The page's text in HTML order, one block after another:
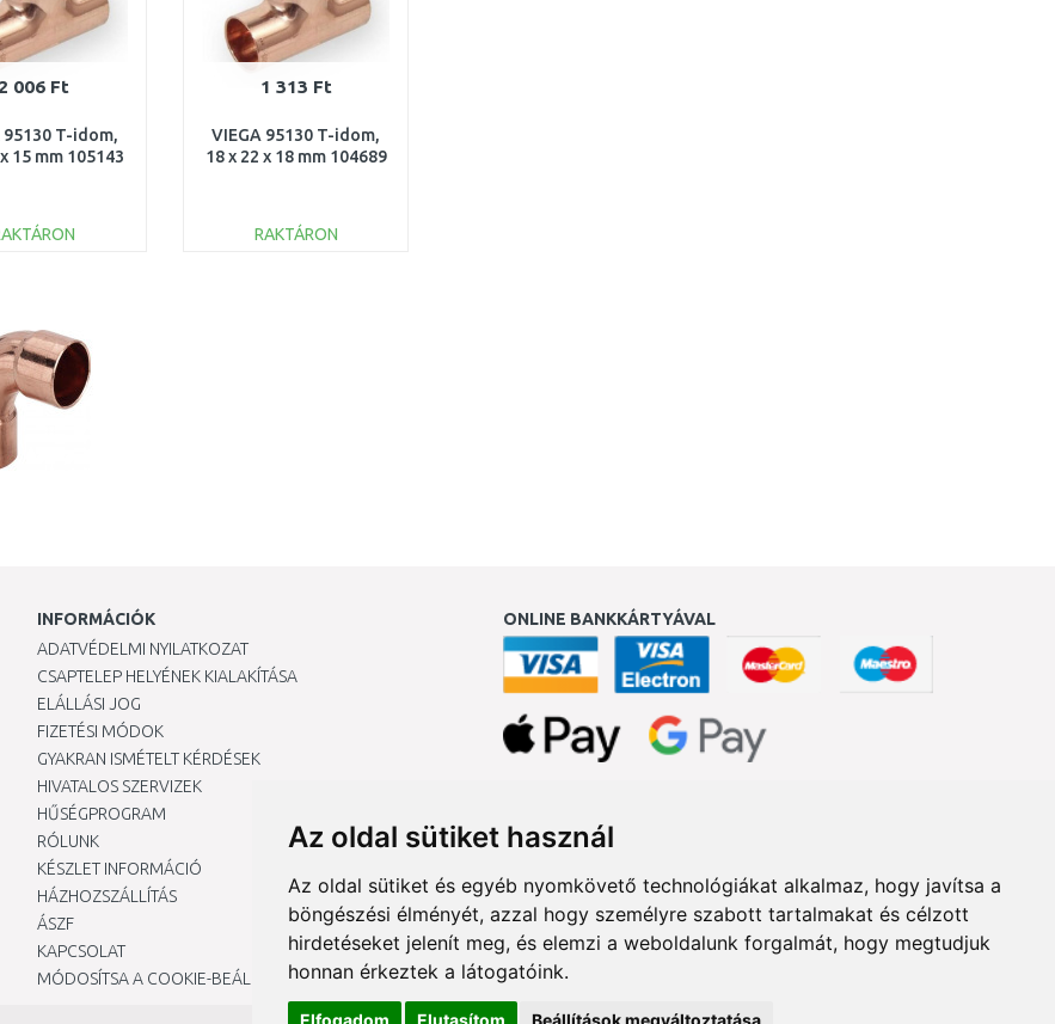
Az oldal sütiket használ
Az oldal sütiket és egyéb nyomkövető technológiákat alkalmaz, hogy javítsa a
böngészési élményét, azzal hogy személyre szabott tartalmakat és célzott
hirdetéseket jelenít meg, és elemzi a weboldalunk forgalmát, hogy megtudjuk
honnan érkeztek a látogatóink.
Elfogadom Elutasítom Beállítások megváltoztatása
2 006 Ft
95130 T-idom,
15 mm 105143
1 313 Ft
VIEGA 95130 T-idom,
18 x 22 x 18 mm 104689
RAKTÁRON
INFORMÁCIÓK
ADATVÉDELMI NYILATKOZAT
CSAPTELEP HELYÉNEK KIALAKÍTÁSA
ELÁLLÁSI JOG
FIZETÉSI MÓDOK
GYAKRAN ISMÉTELT KÉRDÉSEK
HIVATALOS SZERVIZEK
HŰSÉGPROGRAM
RÓLUNK
KÉSZLET INFORMÁCIÓ
HÁZHOZSZÁLLÍTÁS
ÁSZF
KAPCSOLAT
MÓDOSÍTSA A COOKIE-BEÁLLÍTÁSAIMAT
ONLINE BANKKÁRTYÁVAL